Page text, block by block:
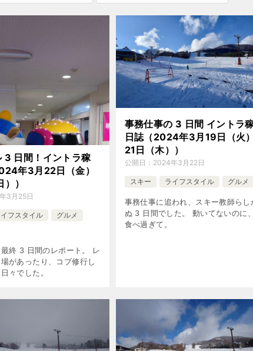
3 日間！イントラ稼
年3月22日（金）
）
3月25日
フスタイル
グルメ
終 3 日間のレポート。 レ
があったり、コブ修行し
々でした。
事務仕事の 3 日間 イントラ
日誌（2024年3月19日（火
21日（木））
公開日： 2024年3月22日
スキー ライフスタイル グルメ
事務仕事に追われ、スキー教師らし
ぬ 3 日間でした。 動いてないのに
食べ過ぎて。